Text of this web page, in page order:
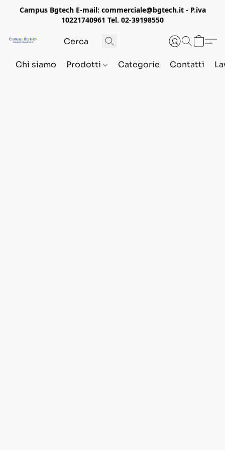
Campus Bgtech E-mail: commerciale@bgtech.it - P.iva
10221740961 Tel. 02-39198550
Chi siamo Prodotti Categorie Contatti